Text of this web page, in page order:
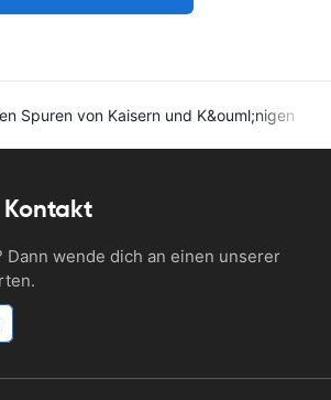
Spuren von Kaisern und K&ouml;nigen
wende dich an einen unserer